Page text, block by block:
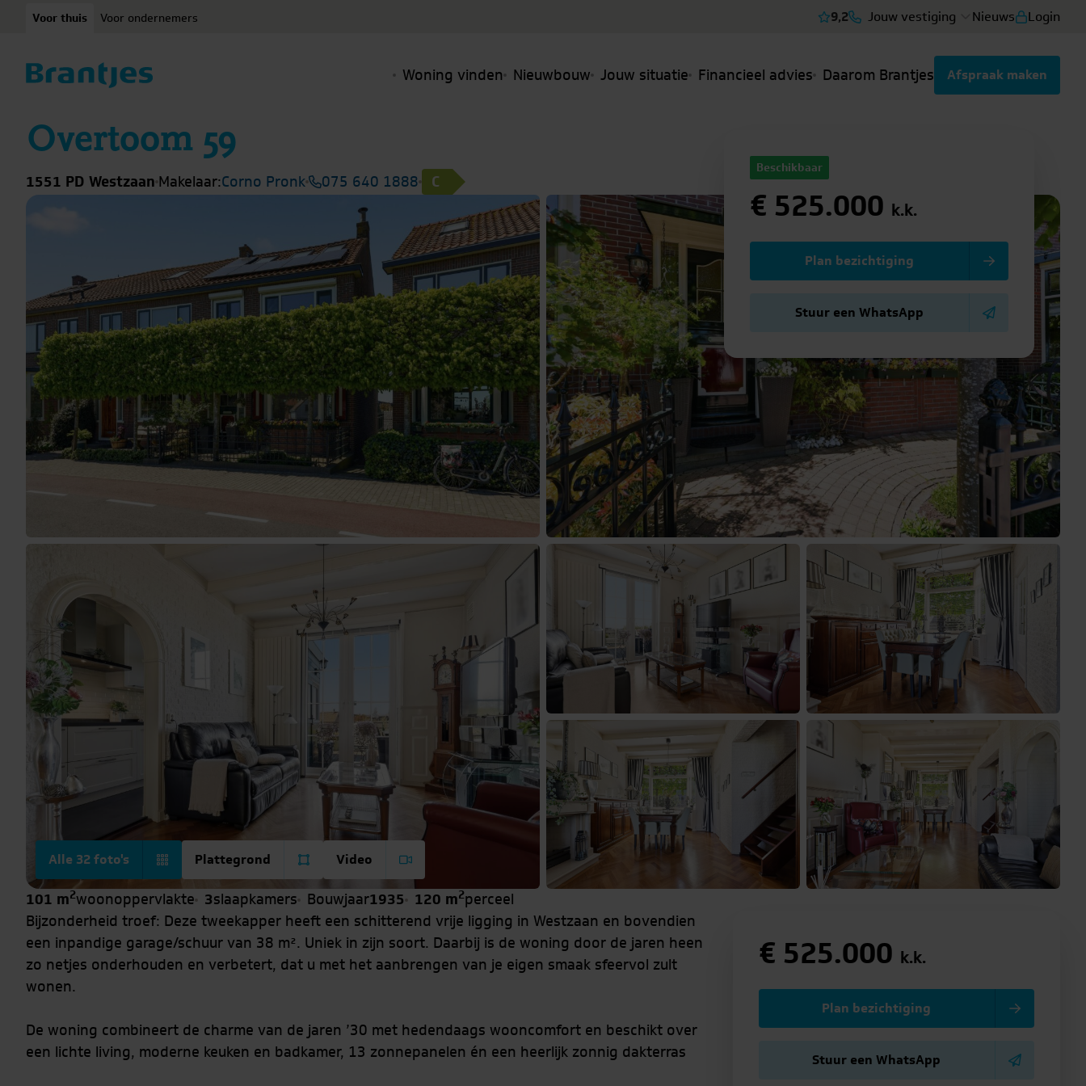
Ga naar content
Voor thuis Voor ondernemers Bekijk reviews
9,2 Jouw vestiging Nieuws Login
Woning vinden Nieuwbouw Jouw situatie Financieel advies Daarom Brantjes Afspraak maken
Overtoom 59
1551 PD Westzaan Makelaar:Corno Pronk 075 640 1888 C
Alle 32 foto's Plattegrond Video
Beschikbaar
€ 525.000 k.k.
Plan bezichtiging
Stuur een WhatsApp
101 m2woonoppervlakte 3slaapkamers Bouwjaar1935 120 m2perceel
Bijzonderheid troef: Deze tweekapper heeft een schitterend vrije ligging in Westzaan en bovendien
een inpandige garage/schuur van 38 m². Uniek in zijn soort. Daarbij is de woning door de jaren heen
zo netjes onderhouden en verbetert, dat u met het aanbrengen van je eigen smaak sfeervol zult
wonen.
De woning combineert de charme van de jaren ’30 met hedendaags wooncomfort en beschikt over
een lichte living, moderne keuken en badkamer, 13 zonnepanelen én een heerlijk zonnig dakterras
€ 525.000 k.k.
Plan bezichtiging
Stuur een WhatsApp